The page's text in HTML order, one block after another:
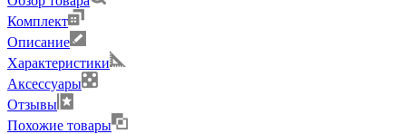
Комплект
Описание
Характеристики
Аксессуары
Отзывы
Похожие товары